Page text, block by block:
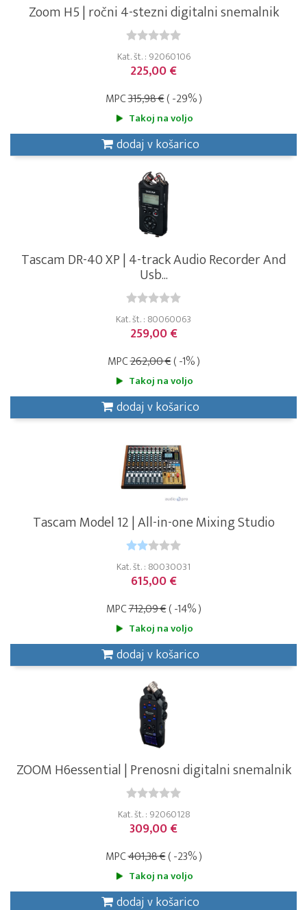
Zoom H5 | ročni 4-stezni digitalni snemalnik
Kat. št. : 92060106
225,00 €
MPC315,98 €( -29% )
Takoj na voljo
dodaj v košarico
Tascam DR-40 XP | 4-track Audio Recorder And
Usb...
Kat. št. : 80060063
259,00 €
MPC262,00 €( -1% )
Takoj na voljo
dodaj v košarico
Tascam Model 12 | All-in-one Mixing Studio
Kat. št. : 80030031
615,00 €
MPC712,09 €( -14% )
Takoj na voljo
dodaj v košarico
ZOOM H6essential | Prenosni digitalni snemalnik
Kat. št. : 92060128
309,00 €
MPC401,38 €( -23% )
Takoj na voljo
dodaj v košarico